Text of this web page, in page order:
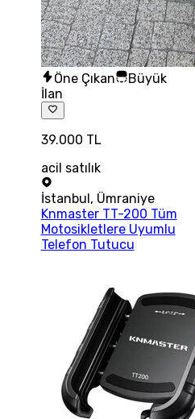
Öne Çıkan
Büyük
İlan
39.000 TL
acil satılık
İstanbul, Ümraniye
Knmaster TT-200 Tüm
Motosikletlere Uyumlu
Telefon Tutucu